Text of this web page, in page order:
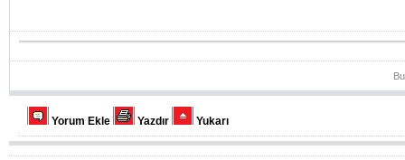
Yorum Ekle Yazdır Yukarı